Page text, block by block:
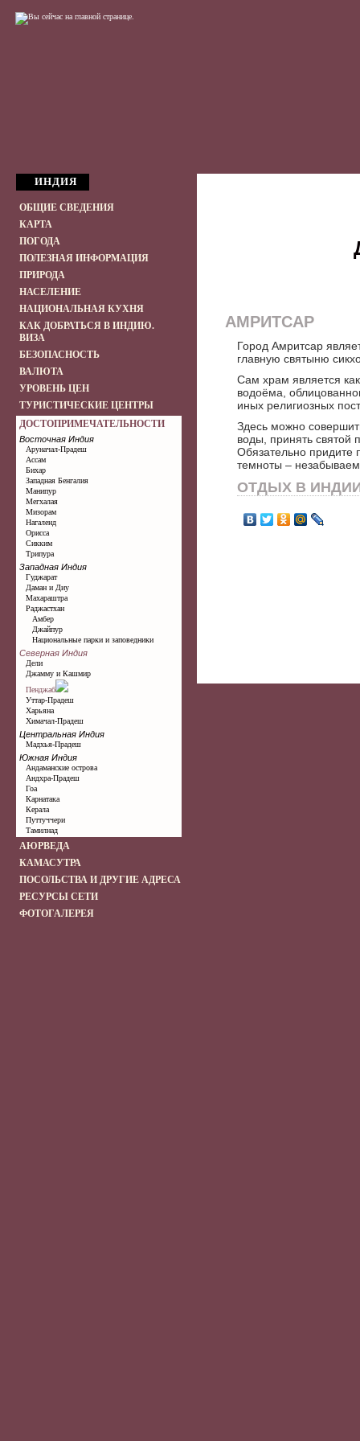
ИНДИЯ
ОБЩИЕ СВЕДЕНИЯ
КАРТА
ПОГОДА
ПОЛЕЗНАЯ ИНФОРМАЦИЯ
ПРИРОДА
НАСЕЛЕНИЕ
НАЦИОНАЛЬНАЯ КУХНЯ
КАК ДОБРАТЬСЯ В ИНДИЮ.
ВИЗА
БЕЗОПАСНОСТЬ
ВАЛЮТА
УРОВЕНЬ ЦЕН
ТУРИСТИЧЕСКИЕ ЦЕНТРЫ
ДОСТОПРИМЕЧАТЕЛЬНОСТИ
Восточная Индия
Аруначал-Прадеш
Ассам
Бихар
Западная Бенгалия
Манипур
Мегхалая
Мизорам
Нагаленд
Орисса
Сикким
Трипура
Западная Индия
Гуджарат
Даман и Диу
Махараштра
Раджастхан
Амбер
Джайпур
Национальные парки и заповедники
Северная Индия
Дели
Джамму и Кашмир
Пенджаб
Уттар-Прадеш
Харьяна
Химачал-Прадеш
Центральная Индия
Мадхья-Прадеш
Южная Индия
Андаманские острова
Андхра-Прадеш
Гоа
Карнатака
Керала
Путтуччери
Тамилнад
АЮРВЕДА
КАМАСУТРА
ПОСОЛЬСТВА И ДРУГИЕ АДРЕСА
РЕСУРСЫ СЕТИ
ФОТОГАЛЕРЕЯ
АМРИТСАР
Город Амритсар
главную святыню
Сам храм является
водоёма,
иных религиозных
Здесь можно
воды, принять святой
Обязательно придите
темноты –
ОТДЫХ В